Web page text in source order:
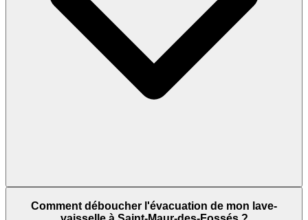
Comment déboucher l'évacuation de mon lave-